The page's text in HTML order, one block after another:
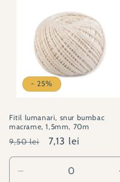
- 25%
Fitil lumanari, snur bumbac
macrame, 1,5mm, 70m
Preț
obișnuit
9,50 lei
Preț
redus
7,13 lei